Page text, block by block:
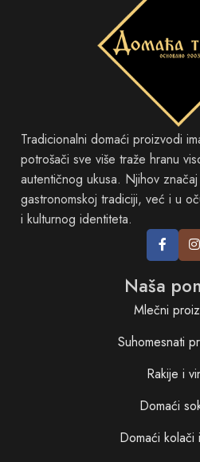
Tradicionalni domaći proizvodi
potrošači sve više traže hranu
autentičnog ukusa. Njihov
gastronomskoj tradiciji, već i u
i kulturnog identiteta.
Naša
Mlečni
Suhomesnati
Rakije i
Domaći
Domaći kolači